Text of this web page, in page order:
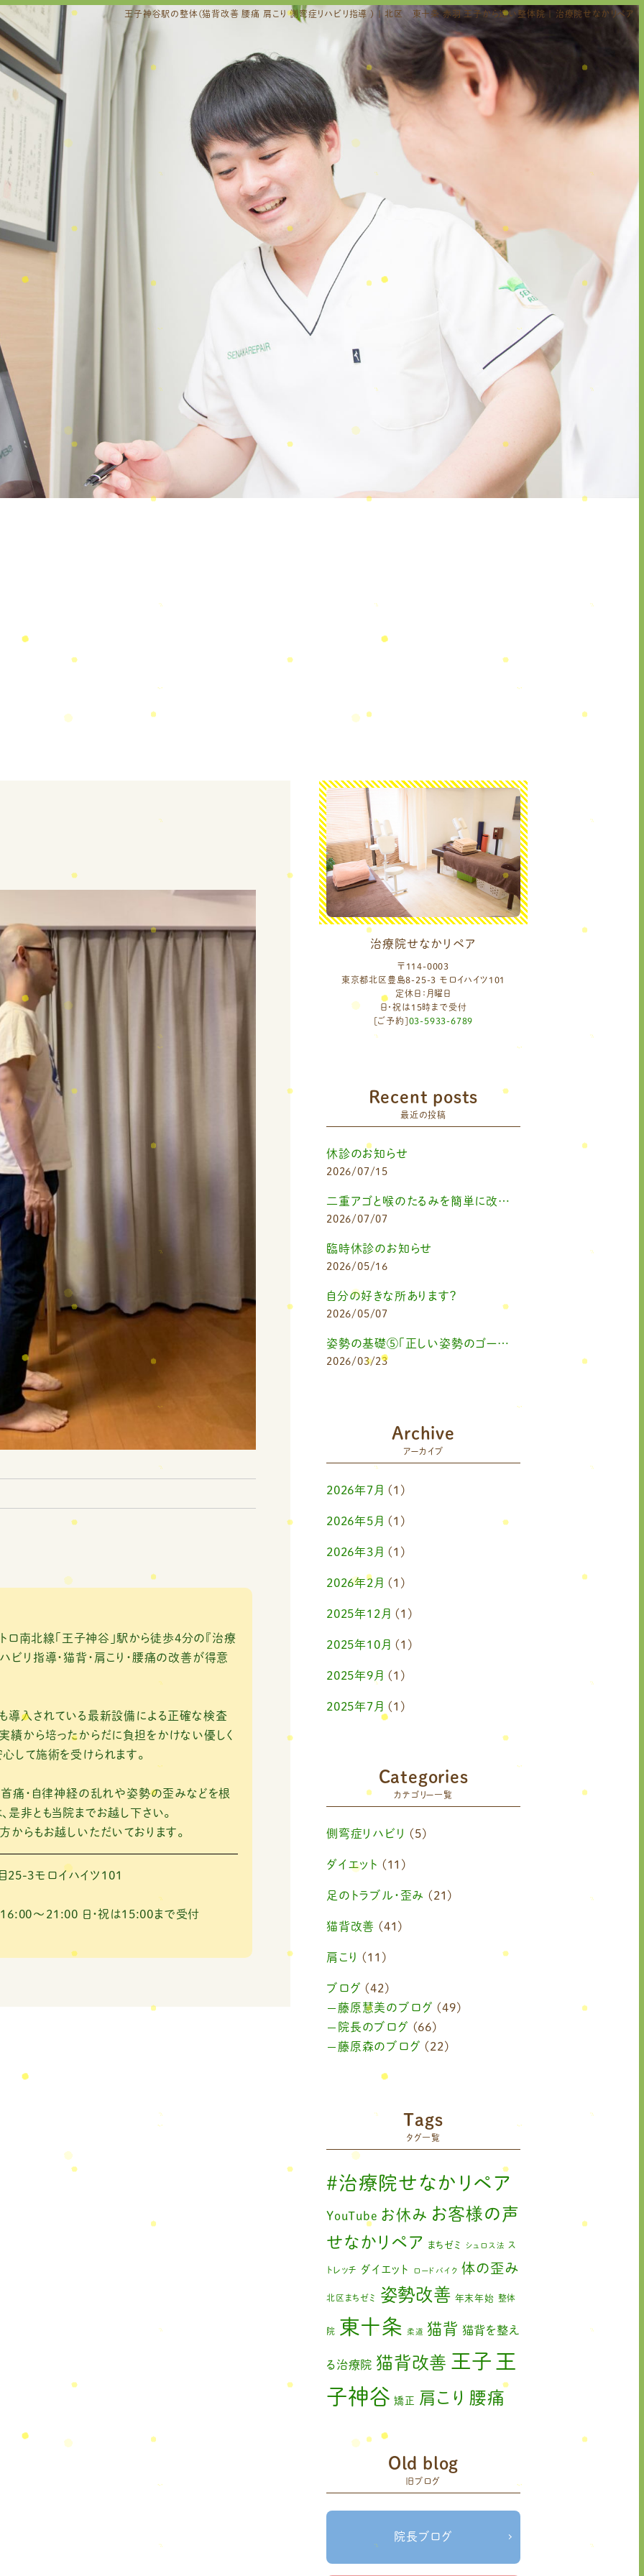
王子神谷駅の整体(猫背改善 腰痛 肩こり 側弯症リハビリ指導 ) | 北区 東十条 赤羽 王子から近い整体院 | 治療院せなかリペア
子神谷」駅から徒歩4分の『治療
ビリ指導・猫背・肩こり・腰痛の改善が得意
導入されている最新設備による正確な検査
績から培ったからだに負担をかけない優しく
して施術を受けられます。
首痛・自律神経の乱れや姿勢の歪みなどを根
是非とも当院までお越し下さい。
らもお越しいただいております。
25-3モロイハイツ101
～21:00 日・祝は15:00まで受付
治療院せなかリペア
〒114-0003
東京都北区豊島8-25-3 モロイハイツ101
定休日：月曜日
日・祝は15時まで受付
[ご予約] 03-5933-6789
Recent posts
最近の投稿
休診のお知らせ
2026/07/15
二重アゴと喉のたるみを簡単に改善したいなら
2026/07/07
臨時休診のお知らせ
2026/05/16
自分の好きな所あります？
2026/05/07
姿勢の基礎⑤「正しい姿勢のゴールを知る（正しい姿勢とは？）」
2026/03/23
Archive
アーカイブ
2026年7月 (1)
2026年5月 (1)
2026年3月 (1)
2026年2月 (1)
2025年12月 (1)
2025年10月 (1)
2025年9月 (1)
2025年7月 (1)
2025年4月(1)
2025年2月 (1)
2025年1月 (1)
2024年11月(1)
2024年10月 (1)
2024年8月 (1)
2024年6月(1)
2024年4月(1)
2024年3月(2)
2024年2月(1)
2024年1月(1)
2023年5月
2023年2月 (1)
2023年1月(2)
2022年11月(1)
2022年10月(1)
2022年9月(1)
2022年7月
2022年5月(2)
2022年4月 (2)
Categories
カテゴリー一覧
側弯症リハビリ (5)
ダイエット (11)
足のトラブル・歪み (21)
猫背改善 (41)
肩こり (11)
ブログ (42)
藤原慧美のブログ (49)
院長のブログ (66)
藤原森のブログ (22)
Tags
タグ一覧
#治療院せなかリペア
YouTube お休み お客様の声
せなかリペア まちゼミ シュロス法 ス
トレッチ ダイエット ロードバイク 体の歪み
北区まちゼミ 姿勢改善 年末年始 整体
院 東十条 柔道 猫背 猫背を整え
る治療院 猫背改善 王子 王
子神谷 矯正 肩こり 腰痛
赤羽 足の歪み改善
＃せなかリペア ＃せなかリペア、＃
ねこぜを整える＃季節の変わり目＃ケガの対処
法 ＃治療院せなかリペア＃ねこぜを整
Old blog
旧ブログ
院長ブログ